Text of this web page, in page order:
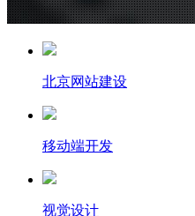
北京网站建设
移动端开发
视觉设计